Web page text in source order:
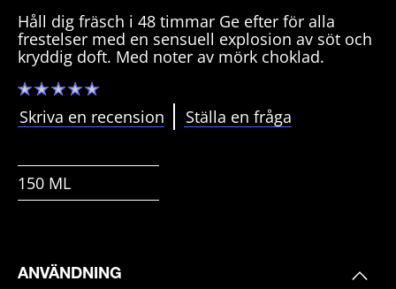
Håll dig fräsch i 48 timmar Ge efter för alla
frestelser med en sensuell explosion av söt och
kryddig doft. Med noter av mörk choklad.
Inga
betyg
skickats
för
Skriva en recension Ställa en fråga
150 ML
ANVÄNDNING